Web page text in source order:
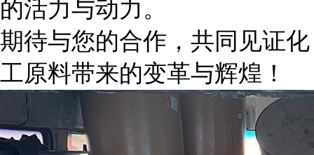
的活力与动力。
期待与您的合作，共同见证化
工原料带来的变革与辉煌！